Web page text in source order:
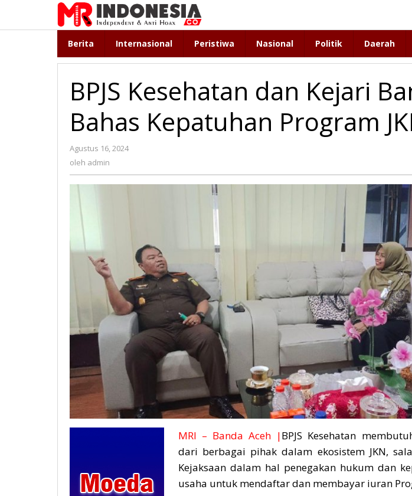
konten
Berita Internasional Peristiwa Nasional Politik Daerah
BPJS Kesehatan dan Kejari
Bahas Kepatuhan Program
Agustus 16, 2024
oleh admin
MRI – Banda Aceh |BPJS Kesehatan
dari berbagai pihak dalam ekosistem JKN,
Kejaksaan dalam hal penegakan hukum dan
usaha untuk mendaftar dan membayar iuran